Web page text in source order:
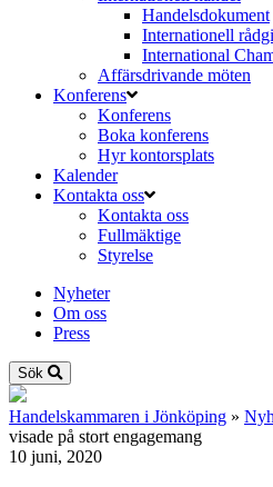
Handelsdokument
Internationell
International
Affärsdrivande möten
Konferens
Konferens
Boka konferens
Hyr kontorsplats
Kalender
Kontakta oss
Kontakta oss
Fullmäktige
Styrelse
Nyheter
Om oss
Press
Sök
Handelskammaren i Jönköping »
visade på stort engagemang
10 juni, 2020